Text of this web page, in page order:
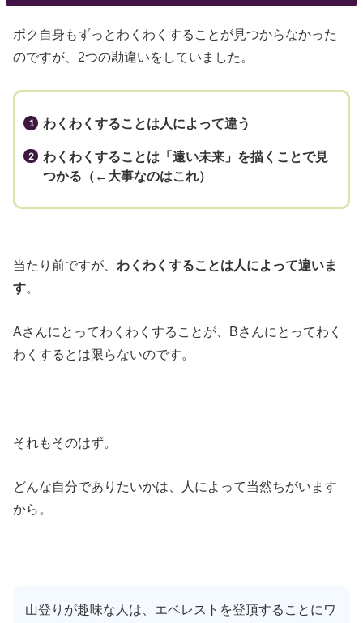
ボク自身もずっとわくわくすることが見つからなかった
のですが、2つの勘違いをしていました。
わくわくすることは人によって違う
わくわくすることは「遠い未来」を描くことで見
つかる（←大事なのはこれ）
当たり前ですが、わくわくすることは人によって違いま
す。
Aさんにとってわくわくすることが、Bさんにとってわく
わくするとは限らないのです。
それもそのはず。
どんな自分でありたいかは、人によって当然ちがいます
から。
山登りが趣味な人は、エベレストを登頂することにワ